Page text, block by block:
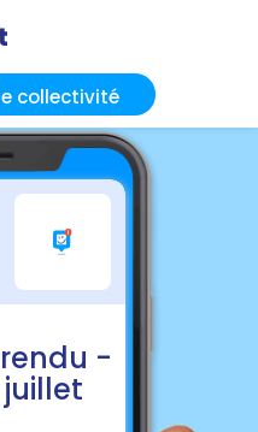
collectivité
-
juillet